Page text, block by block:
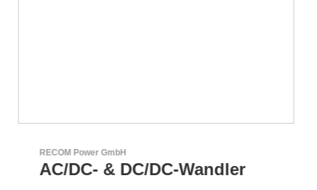
Aker Technology Co., Ltd.
AKER: Wo Präzision auf